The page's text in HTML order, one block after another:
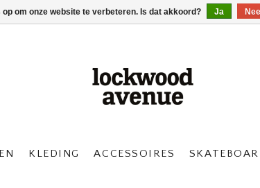
KLEDING ACCESSOIRES
om onze website te verbeteren. Is dat akkoord? Ja Nee